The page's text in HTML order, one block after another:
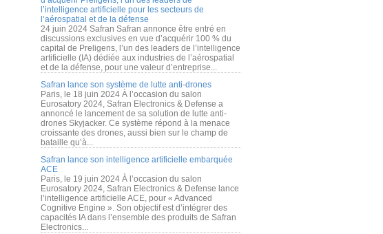
l’intelligence artificielle pour les secteurs de
l’aérospatial et de la défense
24 juin 2024 Safran Safran annonce être entré en
discussions exclusives en vue d’acquérir 100 % du
capital de Preligens, l’un des leaders de l’intelligence
artificielle (IA) dédiée aux industries de l’aérospatial
et de la défense, pour une valeur d’entreprise...
Safran lance son système de lutte anti-drones
Paris, le 18 juin 2024 À l’occasion du salon
Eurosatory 2024, Safran Electronics & Defense a
annoncé le lancement de sa solution de lutte anti-
drones Skyjacker. Ce système répond à la menace
croissante des drones, aussi bien sur le champ de
bataille qu’à...
Safran lance son intelligence artificielle embarquée
ACE
Paris, le 19 juin 2024 À l’occasion du salon
Eurosatory 2024, Safran Electronics & Defense lance
l’intelligence artificielle ACE, pour « Advanced
Cognitive Engine ». Son objectif est d’intégrer des
capacités IA dans l’ensemble des produits de Safran
Electronics...